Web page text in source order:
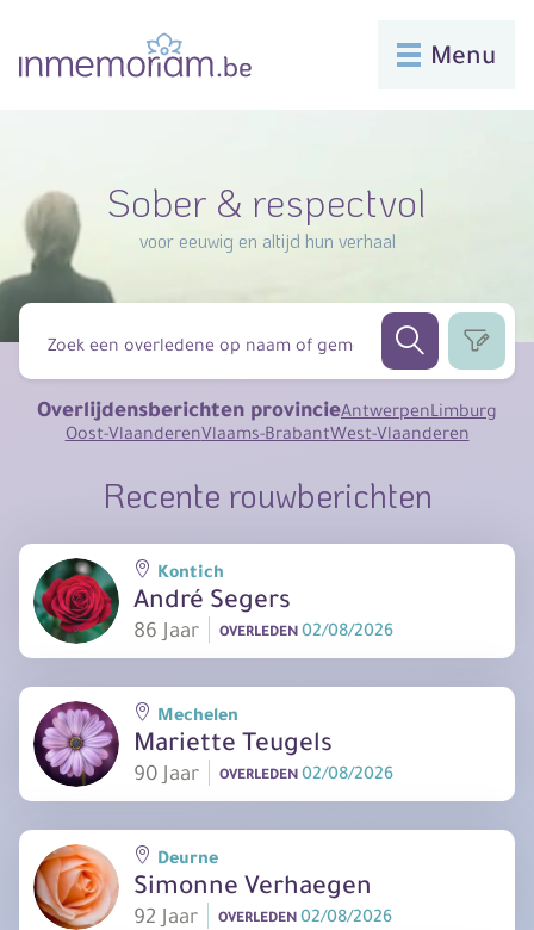
Menu
Sober & respectvol
voor eeuwig en altijd hun verhaal
Overlijdensberichten provincieAntwerpenLimburg
Oost-VlaanderenVlaams-BrabantWest-Vlaanderen
Recente rouwberichten
André Segers
86 Jaar
Kontich
OVERLEDEN 02/08/2026
Mariette Teugels
90 Jaar
Mechelen
OVERLEDEN 02/08/2026
Simonne Verhaegen
92 Jaar
Deurne
OVERLEDEN 02/08/2026